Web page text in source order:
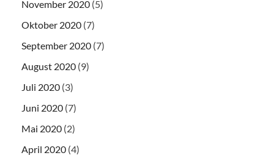
November 2020 (5)
Oktober 2020 (7)
September 2020 (7)
August 2020 (9)
Juli 2020 (3)
Juni 2020 (7)
Mai 2020 (2)
April 2020 (4)